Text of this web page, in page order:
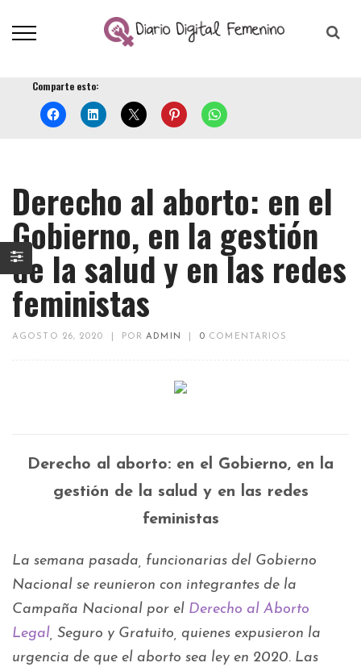
Comparte esto:
Derecho al aborto: en el
Gobierno, en la gestión
de la salud y en las redes
feministas
AGOSTO 26, 2020 PORADMIN 0 COMENTARIOS
Derecho al aborto: en el Gobierno, en la
gestión de la salud y en las redes
feministas
La semana pasada, funcionarias del Gobierno
Nacional se reunieron con integrantes de la
Campaña Nacional por el Derecho al Aborto
Legal , Seguro y Gratuito, quienes expusieron la
urgencia de que el aborto sea ley en 2020. Las